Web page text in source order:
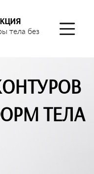
тела без
ТЕЛА